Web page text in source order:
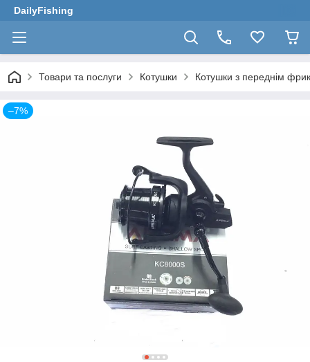
DailyFishing
Товари та послуги Котушки Котушки з переднім
–7%